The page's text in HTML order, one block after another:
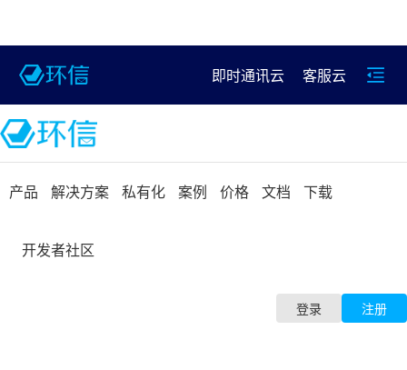
即时通讯云 客服云
产品 解决方案 私有化 案例 价格 文档 下载
开发者社区
登录 注册